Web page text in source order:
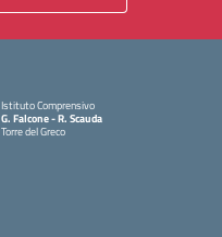
Istituto Comprensivo
G. Falcone - R. Scauda
Torre del Greco